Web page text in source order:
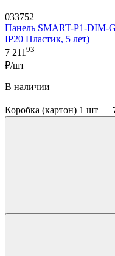
033752
Панель SMART-P1-DIM-
IP20 Пластик, 5 лет)
7 211 93
₽/шт
В наличии
Коробка (картон) 1 шт —